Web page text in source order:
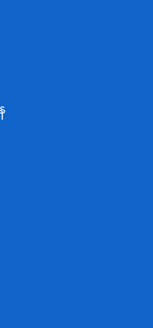
ေးဝန်ကြီးဌာန